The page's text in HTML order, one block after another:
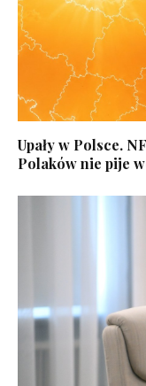
Upały w Polsce.
Polaków nie pije